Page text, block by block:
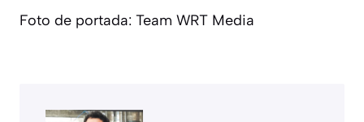
Foto de portada: Team WRT Media